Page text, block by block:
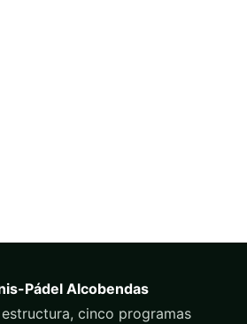
Pádel Alcobendas
cinco programas